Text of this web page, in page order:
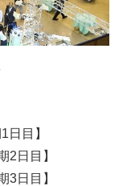
日目】
2日目】
3日目】